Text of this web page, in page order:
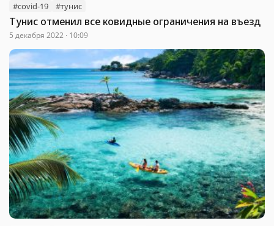
#covid-19 #тунис
Тунис отменил все ковидные ограничения на въезд
5 декабря 2022 · 10:09